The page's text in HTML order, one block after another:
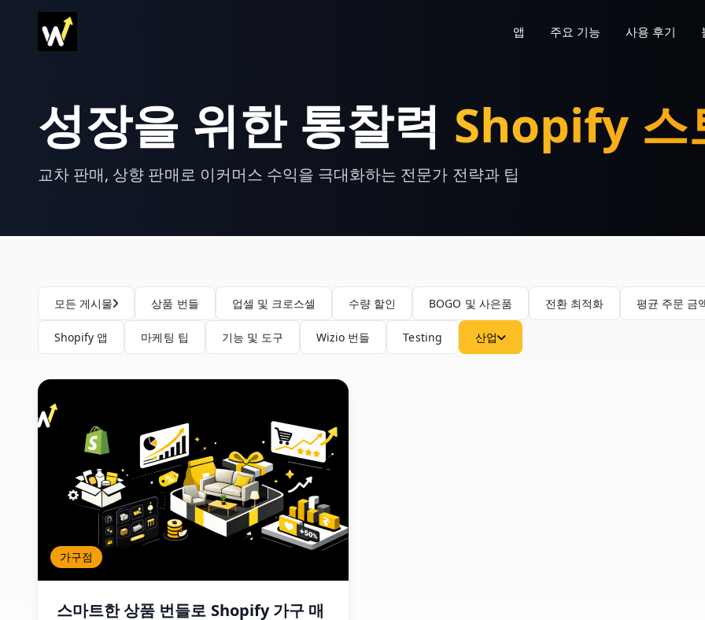
앱 주요 기능 사용 후기
성장을 위한 통찰력 Shopify 스
교차 판매, 상향 판매로 이커머스 수익을 극대화하는 전문가 전략과 팁
모든 게시물 상품 번들 업셀 및 크로스셀 수량 할인 BOGO 및 사은품 전환 최적화 평균 주문 금
Shopify 앱 마케팅 팁 기능 및 도구 Wizio 번들 Testing 산업
가구점
스마트한 상품 번들로 Shopify 가구 매